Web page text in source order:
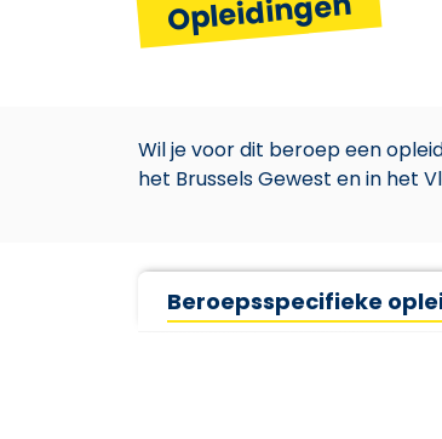
Opleidingen
Wil je voor dit beroep een
het Brussels Gewest en in het
Beroepsspecifieke